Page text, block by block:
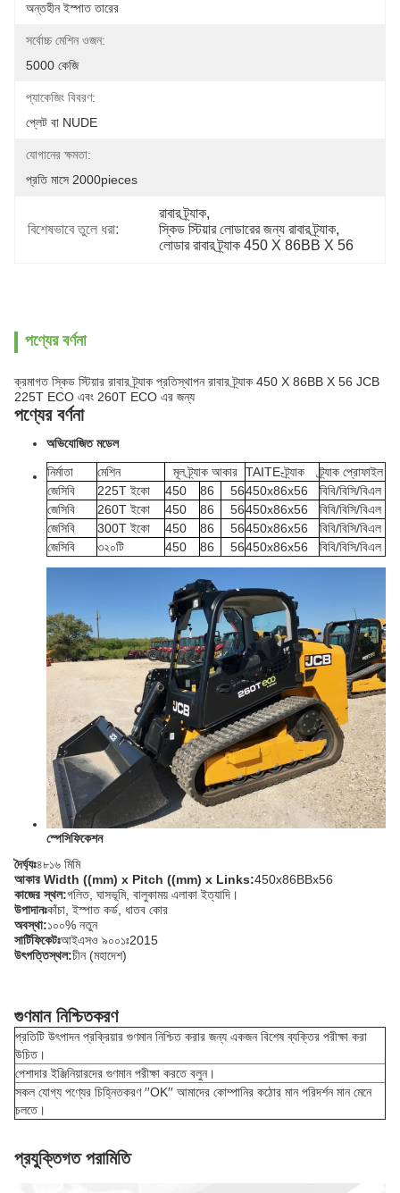
অন্তহীন ইস্পাত তারের
সর্বোচ্চ মেশিন ওজন:
5000 কেজি
প্যাকেজিং বিবরণ:
প্লেট বা NUDE
যোগানের ক্ষমতা:
প্রতি মাসে 2000pieces
বিশেষভাবে তুলে ধরা:
রাবার ট্র্যাক,
স্কিড স্টিয়ার লোডারের জন্য রাবার ট্র্যাক,
লোডার রাবার ট্র্যাক 450 X 86BB X 56
পণ্যের বর্ণনা
ক্রমাগত স্কিড স্টিয়ার রাবার ট্র্যাক প্রতিস্থাপন রাবার ট্র্যাক 450 X 86BB X 56 JCB
225T ECO এবং 260T ECO এর জন্য
পণ্যের বর্ণনা
অভিযোজিত মডেল
নির্মাতা
মেশিন মূল ট্র্যাক আকার TAITE-ট্র্যাক
ট্র্যাক প্রোফাইল
জেসিবি
225T ইকো 450 86 56450x86x56
বিবি/বিসি/বিএল
জেসিবি
260T ইকো 450 86 56450x86x56
বিবি/বিসি/বিএল
জেসিবি
300T ইকো 450 86 56450x86x56
বিবি/বিসি/বিএল
জেসিবি
৩২০টি 450 86 56450x86x56 বিবি/বিসি/বিএল
স্পেসিফিকেশন
দৈর্ঘ্যঃ৪৮১৬ মিমি
আকার Width ((mm) x Pitch ((mm) x Links:450x86BBx56
কাজের স্থল:গলিত, ঘাসভূমি, বালুকাময় এলাকা ইত্যাদি।
উপাদানঃকাঁচা, ইস্পাত কর্ড, ধাতব কোর
অবস্থা:১০০% নতুন
সার্টিফিকেটঃআইএসও ৯০০১ঃ2015
উৎপত্তিস্থল:চীন (মহাদেশ)
গুণমান নিশ্চিতকরণ
প্রতিটি উৎপাদন প্রক্রিয়ার গুণমান নিশ্চিত করার জন্য একজন বিশেষ ব্যক্তির পরীক্ষা করা
উচিত।
পেশাদার ইঞ্জিনিয়ারদের গুণমান পরীক্ষা করতে বলুন।
সকল যোগ্য পণ্যের চিহ্নিতকরণ ′′OK′′ আমাদের কোম্পানির কঠোর মান পরিদর্শন মান মেনে
চলতে।
প্রযুক্তিগত পরামিতি